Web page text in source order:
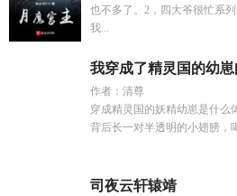
也不多了。2，四大爷很忙系
我...
我穿成了精灵国的幼
作者：清尊
穿成精灵国的妖精幼崽是什么
背后长一对半透明的小翅膀，
司夜云轩辕靖